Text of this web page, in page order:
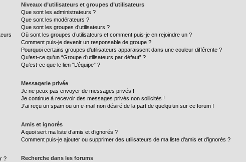
?
Niveaux d’utilisateurs et groupes d’utilisateurs
Que sont les administrateurs ?
Que sont les modérateurs ?
Que sont les groupes d’utilisateurs ?
Où sont les groupes d’utilisateurs et comment puis-je en rejoindre un ?
Comment puis-je devenir un responsable de groupe ?
Pourquoi certains groupes d’utilisateurs apparaissent dans une couleur différente ?
Qu’est-ce qu’un “Groupe d’utilisateurs par défaut” ?
Qu’est-ce que le lien “L’équipe” ?
Messagerie privée
Je ne peux pas envoyer de messages privés !
Je continue à recevoir des messages privés non sollicités !
J’ai reçu un spam ou un e-mail non désiré de la part de quelqu’un sur ce forum !
Amis et ignorés
A quoi sert ma liste d’amis et d’ignorés ?
Comment puis-je ajouter ou supprimer des utilisateurs de ma liste d’amis et d’ignorés ?
Recherche dans les forums